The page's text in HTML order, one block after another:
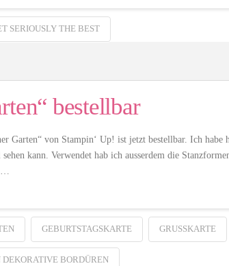
SERIOUSLY THE BEST
bestellbar
Garten“ von Stampin‘ Up! ist jetzt bestellbar. Ich habe
kann. Verwendet hab ich ausserdem die
GEBURTSTAGSKARTE GRUSSKARTE
DEKORATIVE BORDÜREN